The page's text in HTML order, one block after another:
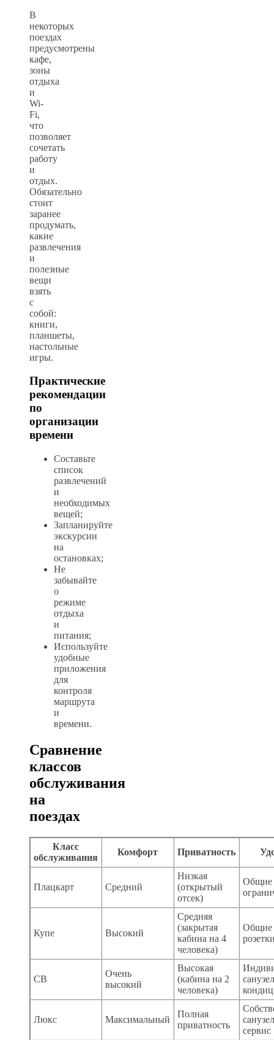
В
некоторых
поездах
предусмотрены
кафе,
зоны
отдыха
и
Wi-
Fi,
что
позволяет
сочетать
работу
и
отдых.
Обязательно
стоит
заранее
продумать,
какие
развлечения
и
полезные
вещи
взять
с
собой:
книги,
планшеты,
настольные
игры.
Практические
рекомендации
по
организации
времени
Составьте
список
развлечений
и
необходимых
вещей;
Запланируйте
экскурсии
на
остановках;
Не
забывайте
о
режиме
отдыха
и
питания;
Используйте
удобные
приложения
для
контроля
маршрута
и
времени.
Сравнение
классов
обслуживания
на
поездах
Класс
обслуживания
Комфорт Приватность
Плацкарт Средний
Низкая
(открытый
отсек)
Общие
Купе Высокий
Средняя
(закрытая
кабина на 4
человека)
Общие
СВ
Очень
высокий
Высокая
(кабина на 2
человека)
Люкс Максимальный
Полная
приватность
сервис